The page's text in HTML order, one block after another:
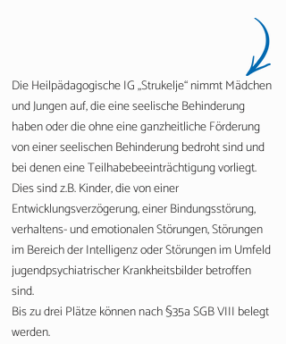
Die Heilpädagogische IG „Strukelje“ nimmt Mädchen
und Jungen auf, die eine seelische Behinderung
haben oder die ohne eine ganzheitliche Förderung
von einer seelischen Behinderung bedroht sind und
bei denen eine Teilhabebeeinträchtigung vorliegt.
Dies sind z.B. Kinder, die von einer
Entwicklungsverzögerung, einer Bindungsstörung,
verhaltens- und emotionalen Störungen, Störungen
im Bereich der Intelligenz oder Störungen im Umfeld
jugendpsychiatrischer Krankheitsbilder betroffen
sind.
Bis zu drei Plätze können nach §35a SGB VIII belegt
werden.